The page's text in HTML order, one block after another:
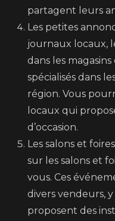
partagent leurs
Les petites
journaux locaux,
dans les
spécialisés dans
région. Vous
locaux qui
d’occasion.
Les salons et
sur les salons et
vous. Ces
divers vendeurs,
proposent des